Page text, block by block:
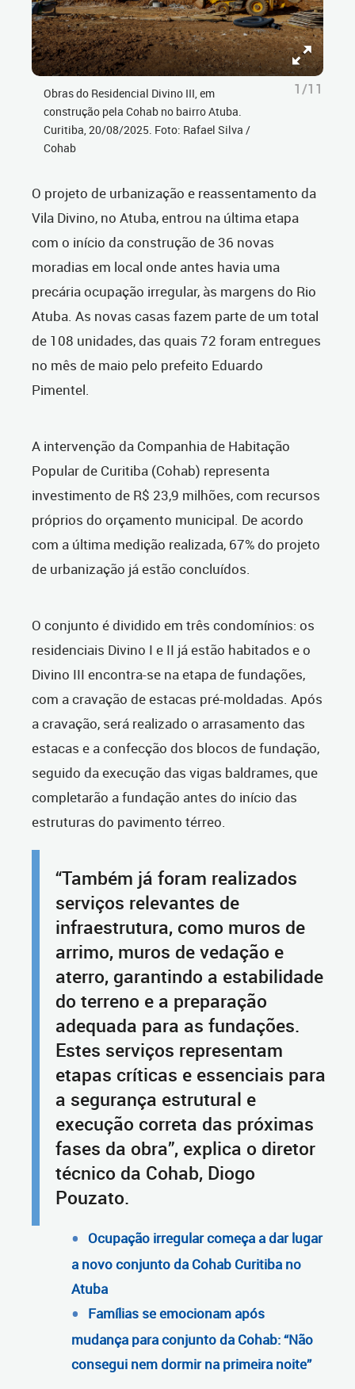
Obras do Residencial Divino III, em
construção pela Cohab no bairro Atuba.
Curitiba, 20/08/2025. Foto: Rafael Silva /
Cohab
1/11
O projeto de urbanização e reassentamento da
Vila Divino, no Atuba, entrou na última etapa
com o início da construção de 36 novas
moradias em local onde antes havia uma
precária ocupação irregular, às margens do Rio
Atuba. As novas casas fazem parte de um total
de 108 unidades, das quais 72 foram entregues
no mês de maio pelo prefeito Eduardo
Pimentel.
A intervenção da Companhia de Habitação
Popular de Curitiba (Cohab) representa
investimento de R$ 23,9 milhões, com recursos
próprios do orçamento municipal. De acordo
com a última medição realizada, 67% do projeto
de urbanização já estão concluídos.
O conjunto é dividido em três condomínios: os
residenciais Divino I e II já estão habitados e o
Divino III encontra-se na etapa de fundações,
com a cravação de estacas pré-moldadas. Após
a cravação, será realizado o arrasamento das
estacas e a confecção dos blocos de fundação,
seguido da execução das vigas baldrames, que
completarão a fundação antes do início das
estruturas do pavimento térreo.
“Também já foram realizados
serviços relevantes de
infraestrutura, como muros de
arrimo, muros de vedação e
aterro, garantindo a estabilidade
do terreno e a preparação
adequada para as fundações.
Estes serviços representam
etapas críticas e essenciais para
a segurança estrutural e
execução correta das próximas
fases da obra”, explica o diretor
técnico da Cohab, Diogo
Pouzato.
Ocupação irregular começa a dar lugar
a novo conjunto da Cohab Curitiba no
Atuba
Famílias se emocionam após
mudança para conjunto da Cohab: “Não
consegui nem dormir na primeira noite”